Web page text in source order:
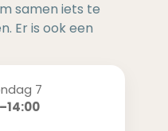
samen iets te
Er is ook een
7